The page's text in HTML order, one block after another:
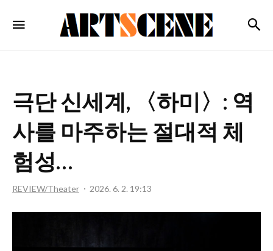
ARTSCENE
극단 신세계, 〈하미〉: 역
사를 마주하는 절대적 체
험성…
REVIEW/Theater 2026. 6. 2. 19:13